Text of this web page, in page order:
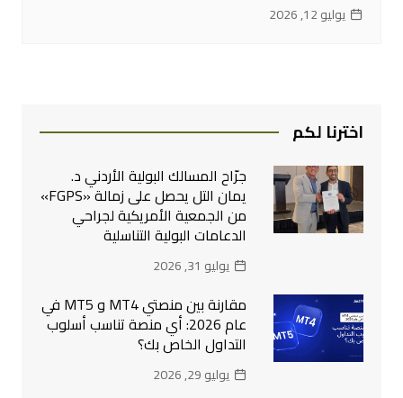
يوليو 12, 2026
اخترنا لكم
جرّاح المسالك البولية الأردني د.
يمان التل يحصل على زمالة «FGPS»
من الجمعية الأمريكية لجراحي
الدعامات البولية التناسلية
يوليو 31, 2026
مقارنة بين منصتي MT4 و MT5 في
عام 2026: أي منصة تناسب أسلوب
التداول الخاص بك؟
يوليو 29, 2026